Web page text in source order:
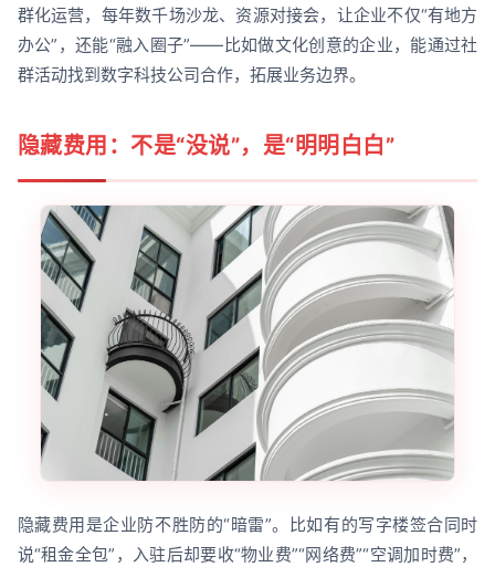
群化运营，每年数千场沙龙、资源对接会，让企业不仅“有地方
办公”，还能“融入圈子”——比如做文化创意的企业，能通过社
群活动找到数字科技公司合作，拓展业务边界。
隐藏费用：不是“没说”，是“明明白白”
隐藏费用是企业防不胜防的“暗雷”。比如有的写字楼签合同时
说“租金全包”，入驻后却要收“物业费”“网络费”“空调加时费”，